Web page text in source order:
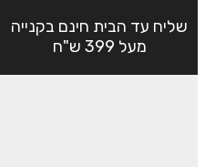
שליח עד הבית חינם בקנייה
מעל 399 ש"ח